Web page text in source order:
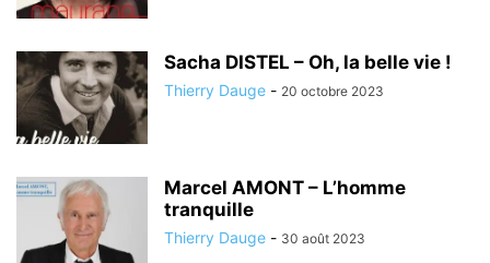
Sacha DISTEL – Oh, la belle vie !
Thierry Dauge - 20 octobre 2023
Marcel AMONT – L’homme
tranquille
Thierry Dauge - 30 août 2023